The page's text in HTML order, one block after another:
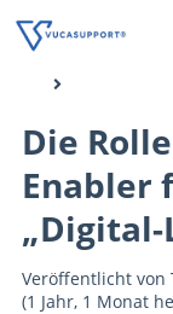
Die
Enabler
„Digital-
Veröffentlicht von
(1 Jahr, 1 Monat